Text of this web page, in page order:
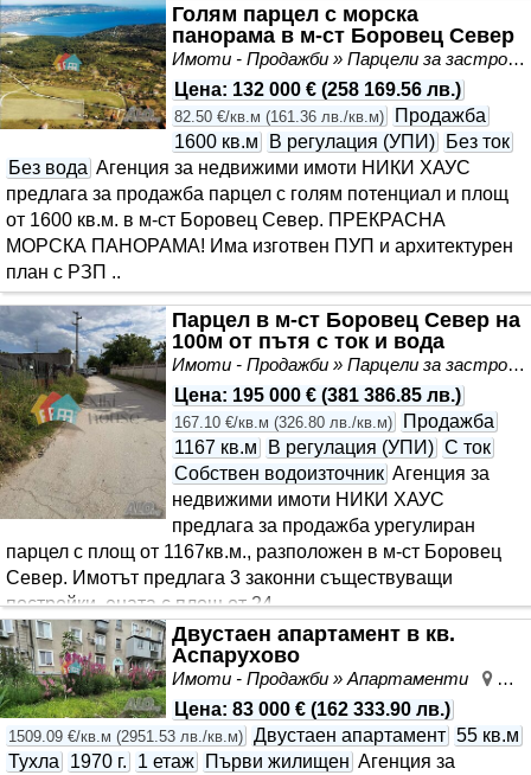
Голям парцел с морска
панорама в м-ст Боровец Север
Имоти - Продажби » Парцели за застрояване, Инвестиционни проекти
Цена: 132 000 € (258 169.56 лв.)
82.50 €/кв.м (161.36 лв./кв.м)
Продажба
1600 кв.м
В регулация (УПИ)
Без ток
Без вода Агенция за недвижими имоти НИКИ ХАУС
предлага за продажба парцел с голям потенциал и площ
от 1600 кв.м. в м-ст Боровец Север. ПРЕКРАСНА
МОРСКА ПАНОРАМА! Има изготвен ПУП и архитектурен
план с РЗП ..
Парцел в м-ст Боровец Север на
100м от пътя с ток и вода
Имоти - Продажби » Парцели за застрояване, Инвестиционни проекти
Цена: 195 000 € (381 386.85 лв.)
167.10 €/кв.м (326.80 лв./кв.м)
Продажба
1167 кв.м
В регулация (УПИ) С ток
Собствен водоизточник Агенция за
недвижими имоти НИКИ ХАУС
предлага за продажба урегулиран
парцел с площ от 1167кв.м., разположен в м-ст Боровец
Север. Имотът предлага 3 законни съществуващи
постройки, ената с площ от 24..
Двустаен апартамент в кв.
Аспарухово
Имоти - Продажби » Апартаменти
Цена: 83 000 € (162 333.90 лв.)
1509.09 €/кв.м (2951.53 лв./кв.м) Двустаен апартамент 55 кв.м
Тухла
1970 г. 1 етаж Първи жилищен Агенция за